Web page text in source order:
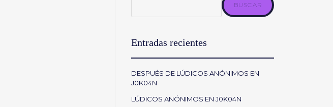
BUSCAR
Entradas recientes
DESPUÉS DE LÚDICOS ANÓNIMOS EN
J0K04N
LÚDICOS ANÓNIMOS EN J0K04N